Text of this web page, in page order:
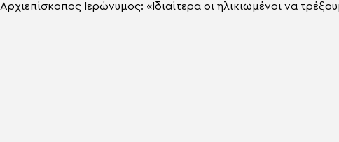
Αρχιεπίσκοπος Ιερώνυμος: «Ιδιαίτερα οι ηλικιωμένοι να